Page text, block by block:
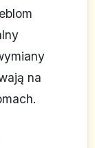
na